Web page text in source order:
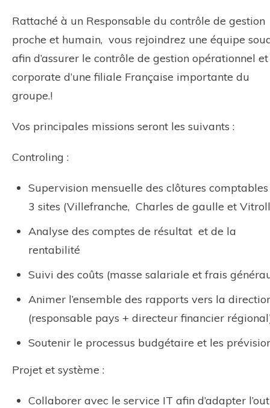
Rattaché à un Responsable du contrôle de gestion
proche et humain, vous rejoindrez une équipe
afin d’assurer le contrôle de gestion opérationnel et
corporate d’une filiale Française importante du
groupe.!
Vos principales missions seront les suivants :
Controling :
Supervision mensuelle des clôtures
3 sites (Villefranche, Charles de gaulle et
Analyse des comptes de résultat et de la
rentabilité
Suivi des coûts (masse salariale et frais
Animer l’ensemble des rapports vers la
(responsable pays + directeur financier
Soutenir le processus budgétaire et les
Projet et système :
Collaborer avec le service IT afin d’adapter